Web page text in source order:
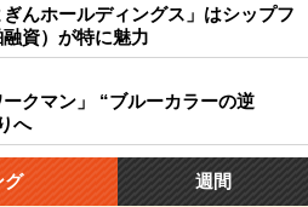
んホールディングス」はシップフ
資）が特に魅力
クマン」 “ブルーカラーの逆
へ
グ 週間